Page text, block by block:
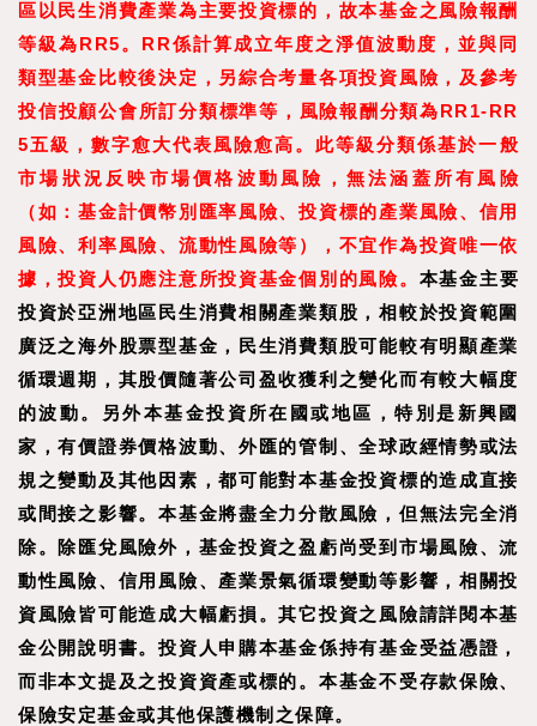
區以民生消費產業為主要投資標的，故本基金之風險報酬
等級為RR5。RR係計算成立年度之淨值波動度，並與同
類型基金比較後決定，另綜合考量各項投資風險，及參考
投信投顧公會所訂分類標準等，風險報酬分類為RR1-RR
5五級，數字愈大代表風險愈高。此等級分類係基於一般
市場狀況反映市場價格波動風險，無法涵蓋所有風險
（如：基金計價幣別匯率風險、投資標的產業風險、信用
風險、利率風險、流動性風險等），不宜作為投資唯一依
據，投資人仍應注意所投資基金個別的風險。 本基金主要
投資於亞洲地區民生消費相關產業類股，相較於投資範圍
廣泛之海外股票型基金，民生消費類股可能較有明顯產業
循環週期，其股價隨著公司盈收獲利之變化而有較大幅度
的波動。另外本基金投資所在國或地區，特別是新興國
家，有價證券價格波動、外匯的管制、全球政經情勢或法
規之變動及其他因素，都可能對本基金投資標的造成直接
或間接之影響。本基金將盡全力分散風險，但無法完全消
除。除匯兌風險外，基金投資之盈虧尚受到市場風險、流
動性風險、信用風險、產業景氣循環變動等影響，相關投
資風險皆可能造成大幅虧損。其它投資之風險請詳閱本基
金公開說明書。投資人申購本基金係持有基金受益憑證，
而非本文提及之投資資產或標的。本基金不受存款保險、
保險安定基金或其他保護機制之保障。